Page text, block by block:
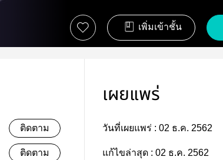
เพิ่มเข้าชั้น
ติดตาม
ติดตาม
เผยแพร่
วันที่เผยแพร่ : 02 ธ.ค. 2562
แก้ไขล่าสุด : 02 ธ.ค. 2562